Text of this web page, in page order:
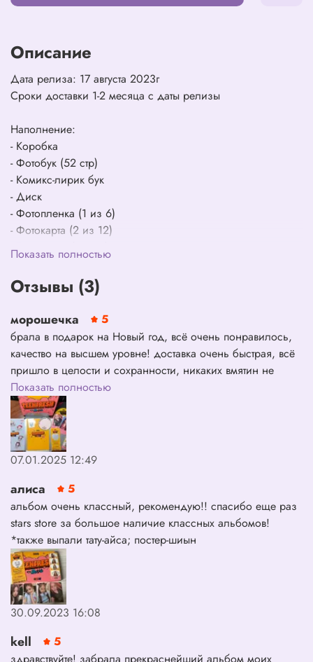
Описание
Дата релиза: 17 августа 2023г
Сроки доставки 1-2 месяца с даты релизы
Наполнение:
- Коробка
- Фотобук (52 стр)
- Комикс-лирик бук
- Диск
- Фотопленка (1 из 6)
- Фотокарта (2 из 12)
- Тату стикер (1 из 6)
- Скретч карта
- Парфюмированная карта
Показать полностью
Отзывы (3)
морошечка
5
брала в подарок на Новый год, всё очень понравилось,
качество на высшем уровне! доставка очень быстрая, всё
пришло в целости и сохранности, никаких вмятин не
было, что было очень важно С: (+ там ещё постер, но не
влез в кадр)
Показать полностью
07.01.2025 12:49
алиса
5
альбом очень классный, рекомендую!! спасибо еще раз
stars store за большое наличие классных альбомов!
*также выпали тату-айса; постер-шиын
30.09.2023 16:08
kell
5